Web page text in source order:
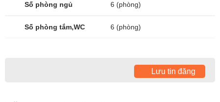
Số phòng ngủ 6 (phòng)
Số phòng tắm,WC 6 (phòng)
Lưu tin đăng